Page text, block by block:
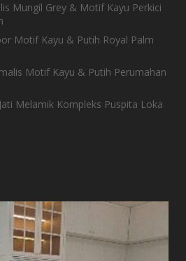
Mungil Grey & Motif Kayu Perkici
Motif Kayu & Putih Royal Palm
Motif Kayu & Putih Perumahan
Melamik Kompleks Puspita Loka